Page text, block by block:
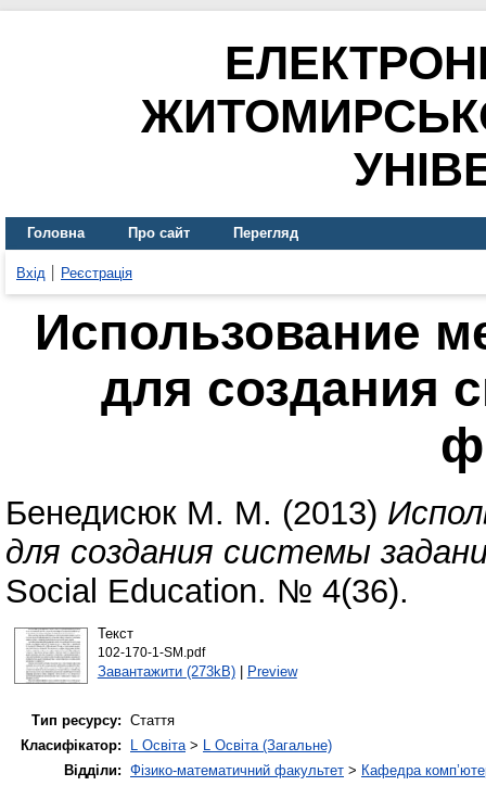
Головна Про сайт Перегляд
Вхід Реєстрація
Использование
для создания
Бенедисюк М. М. (2013)
для создания системы
Social Education. № 4(36).
Текст
102-170-1-SM.pdf
Завантажити (273kB)| Preview
Тип ресурсу: Стаття
Класифікатор:
L Освіта> L Освіта (Загальне)
Відділи: Фізико-математичний факультет > Кафедра